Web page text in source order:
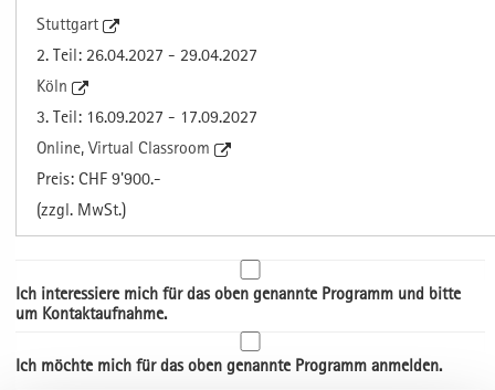
Stuttgart
2. Teil: 26.04.2027 - 29.04.2027
Köln
3. Teil: 16.09.2027 - 17.09.2027
Online, Virtual Classroom
Preis: CHF 9'900.-
(zzgl. MwSt.)
Ich interessiere mich für das oben genannte Programm und bitte
um Kontaktaufnahme.
Ich möchte mich für das oben genannte Programm anmelden.